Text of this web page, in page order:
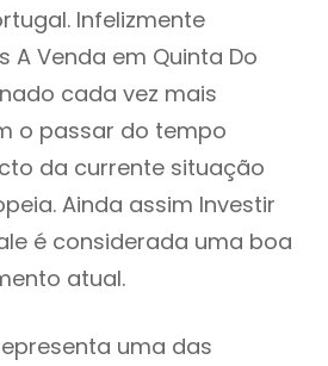
Infelizmente
A Venda em Quinta Do
cada vez mais
o passar do tempo
da currente situação
Ainda assim Investir
é considerada uma boa
atual.
uma das